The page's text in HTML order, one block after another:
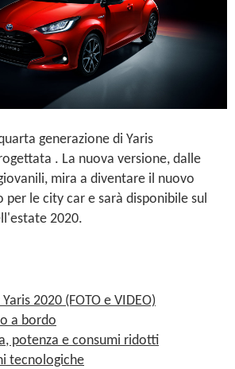
generazione di Yaris
. La nuova versione, dalle
mira a diventare il nuovo
le city car e sarà disponibile sul
2020.
2020 (FOTO e VIDEO)
a bordo
potenza e consumi ridotti
tecnologiche